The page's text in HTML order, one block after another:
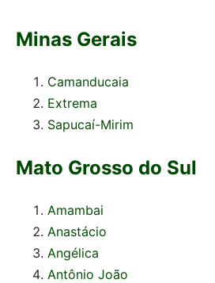
Minas Gerais
Camanducaia
Extrema
Sapucaí-Mirim
Mato Grosso do Sul
Amambai
Anastácio
Angélica
Antônio João